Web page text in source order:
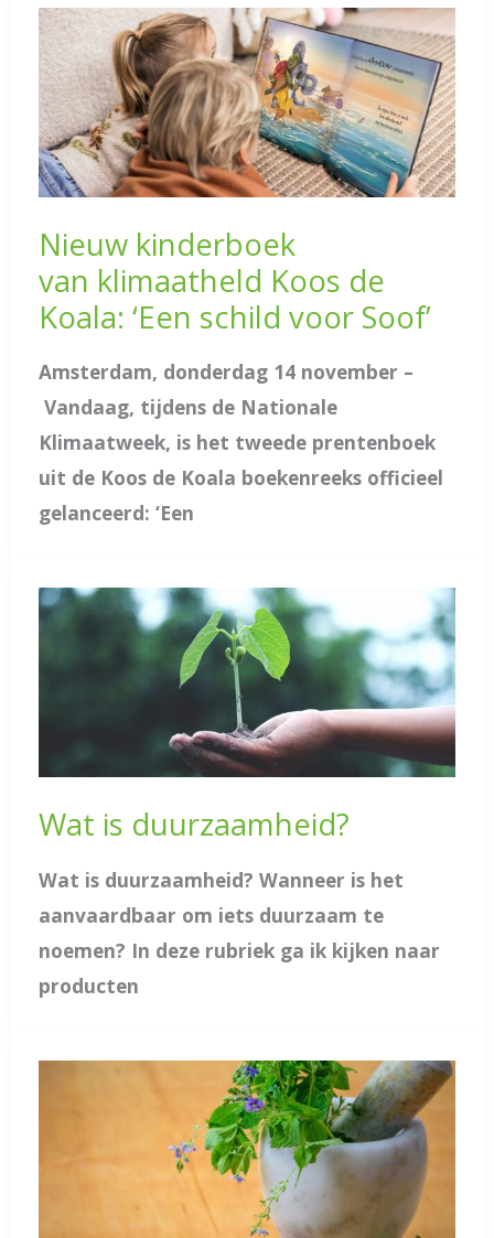
Nieuw kinderboek
van klimaatheld Koos de
Koala: ‘Een schild voor Soof’
Amsterdam, donderdag 14 november –
Vandaag, tijdens de Nationale
Klimaatweek, is het tweede prentenboek
uit de Koos de Koala boekenreeks officieel
gelanceerd: ‘Een
Wat is duurzaamheid?
Wat is duurzaamheid? Wanneer is het
aanvaardbaar om iets duurzaam te
noemen? In deze rubriek ga ik kijken naar
producten